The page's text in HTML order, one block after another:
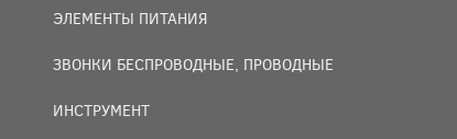
ЭЛЕМЕНТЫ ПИТАНИЯ
ЗВОНКИ БЕСПРОВОДНЫЕ, ПРОВОДНЫЕ
ИНСТРУМЕНТ